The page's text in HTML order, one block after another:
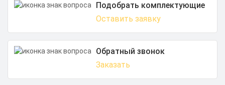
Подобрать комплектующие
Оставить заявку
Обратный звонок
Заказать